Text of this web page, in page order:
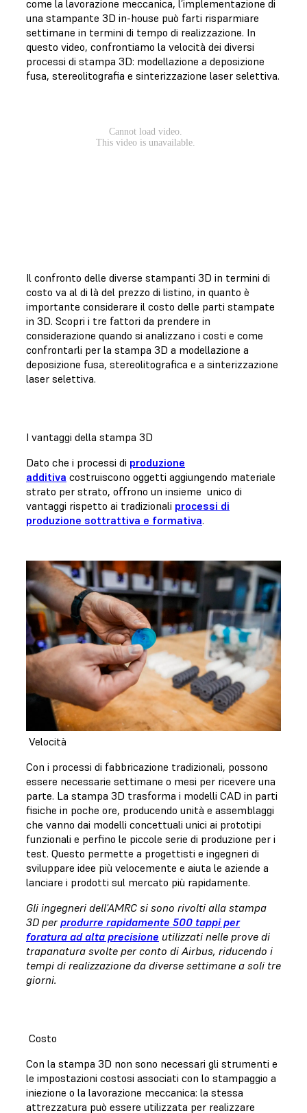
come la lavorazione meccanica, l’implementazione di
una stampante 3D in-house può farti risparmiare
settimane in termini di tempo di realizzazione. In
questo video, confrontiamo la velocità dei diversi
processi di stampa 3D: modellazione a deposizione
fusa, stereolitografia e sinterizzazione laser selettiva.
Il confronto delle diverse stampanti 3D in termini di
costo va al di là del prezzo di listino, in quanto è
importante considerare il costo delle parti stampate
in 3D. Scopri i tre fattori da prendere in
considerazione quando si analizzano i costi e come
confrontarli per la stampa 3D a modellazione a
deposizione fusa, stereolitografica e a sinterizzazione
laser selettiva.
I vantaggi della stampa 3D
Dato che i processi di produzione
additiva costruiscono oggetti aggiungendo materiale
strato per strato, offrono un insieme unico di
vantaggi rispetto ai tradizionali processi di
produzione sottrattiva e formativa.
Velocità
Con i processi di fabbricazione tradizionali, possono
essere necessarie settimane o mesi per ricevere una
parte. La stampa 3D trasforma i modelli CAD in parti
fisiche in poche ore, producendo unità e assemblaggi
che vanno dai modelli concettuali unici ai prototipi
funzionali e perfino le piccole serie di produzione per i
test. Questo permette a progettisti e ingegneri di
sviluppare idee più velocemente e aiuta le aziende a
lanciare i prodotti sul mercato più rapidamente.
Gli ingegneri dell'AMRC si sono rivolti alla stampa
3D per produrre rapidamente 500 tappi per
foratura ad alta precisione utilizzati nelle prove di
trapanatura svolte per conto di Airbus, riducendo i
tempi di realizzazione da diverse settimane a soli tre
giorni.
Costo
Con la stampa 3D non sono necessari gli strumenti e
le impostazioni costosi associati con lo stampaggio a
iniezione o la lavorazione meccanica: la stessa
attrezzatura può essere utilizzata per realizzare